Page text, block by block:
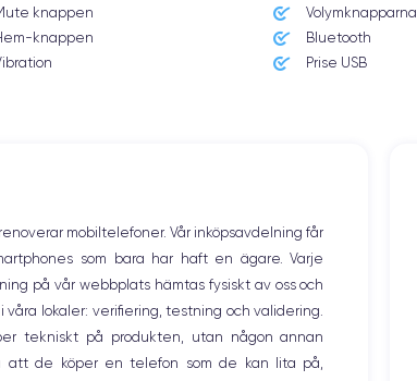
Poids
206 g
Nombre de cœurs
6
Fréq. processeur
3.46 GHz
knappen Volymknapparna
knappen Bluetooth
Prise USB
mobiltelefoner. Vår inköpsavdelning får
som bara har haft en ägare. Varje
på vår webbplats hämtas fysiskt av oss och
lokaler: verifiering, testning och validering.
tekniskt på produkten, utan någon annan
att de köper en telefon som de kan lita på,